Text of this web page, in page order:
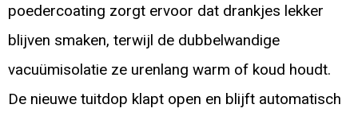
poedercoating zorgt ervoor dat drankjes lekker
blijven smaken, terwijl de dubbelwandige
vacuümisolatie ze urenlang warm of koud houdt.
De nieuwe tuitdop klapt open en blijft automatisch